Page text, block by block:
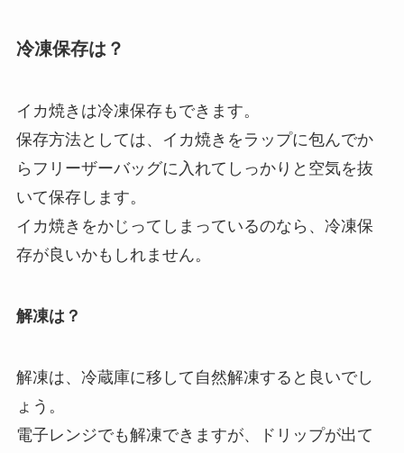
冷凍保存は？
イカ焼きは冷凍保存もできます。
保存方法としては、イカ焼きをラップに包んでか
らフリーザーバッグに入れてしっかりと空気を抜
いて保存します。
イカ焼きをかじってしまっているのなら、冷凍保
存が良いかもしれません。
解凍は？
解凍は、冷蔵庫に移して自然解凍すると良いでし
ょう。
電子レンジでも解凍できますが、ドリップが出て